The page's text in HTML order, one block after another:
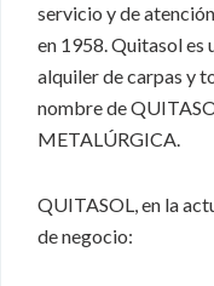
servicio y de
en 1958. Quitasol es
alquiler de carpas y
nombre de
METALÚRGICA.
QUITASOL, en la
de negocio: